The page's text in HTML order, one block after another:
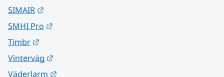
SIMAIR
SMHI Pro
Timbr
Vinterväg
Väderlarm